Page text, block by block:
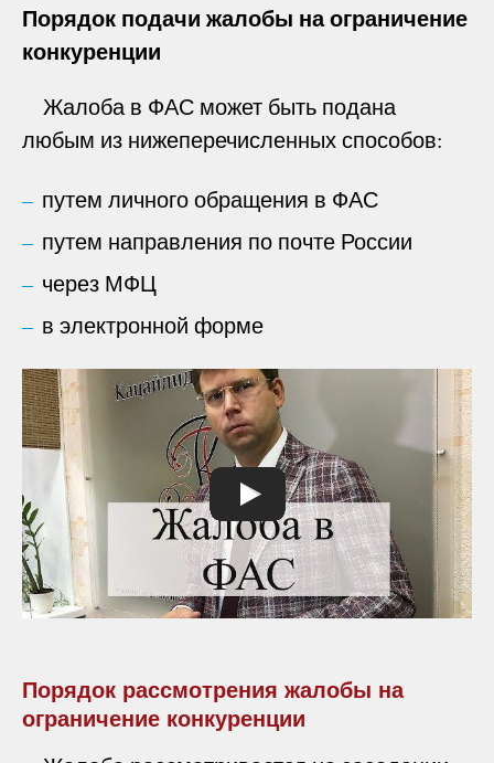
Порядок подачи жалобы на ограничение
конкуренции
Жалоба в ФАС может быть подана
любым из нижеперечисленных способов:
путем личного обращения в ФАС
путем направления по почте России
через МФЦ
в электронной форме
Порядок рассмотрения жалобы на
ограничение конкуренции